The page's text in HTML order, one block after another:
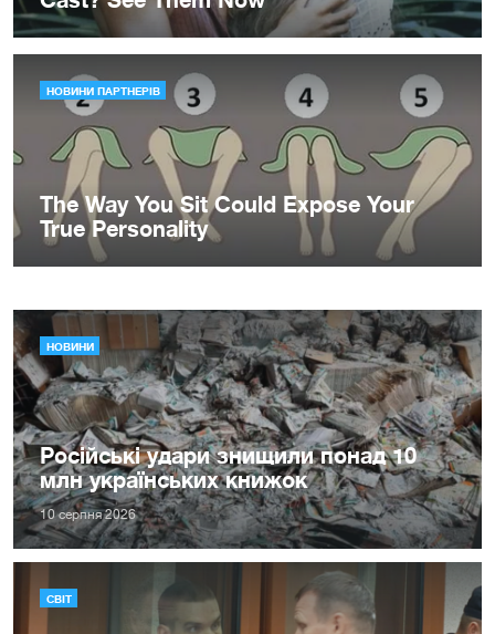
НОВИНИ
Російські удари знищили понад 10
млн українських книжок
10 серпня 2026
СВІТ